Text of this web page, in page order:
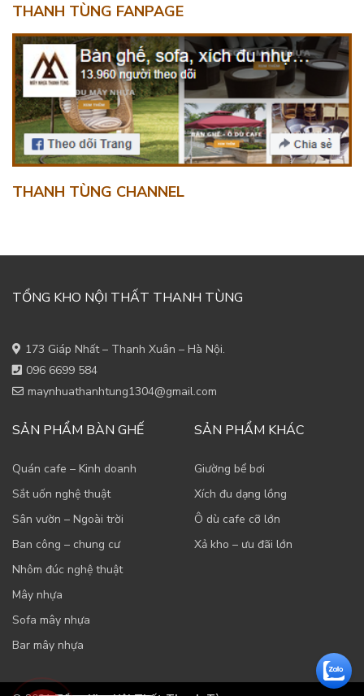
THANH TÙNG FANPAGE
THANH TÙNG CHANNEL
TỔNG KHO NỘI THẤT THANH TÙNG
173 Giáp Nhất – Thanh Xuân – Hà Nội.
096 6699 584
maynhuathanhtung1304@gmail.com
SẢN PHẨM BÀN GHẾ
Quán cafe – Kinh doanh
Sắt uốn nghệ thuật
Sân vườn – Ngoài trời
Ban công – chung cư
Nhôm đúc nghệ thuật
Mây nhựa
Sofa mây nhựa
Bar mây nhựa
SẢN PHẨM KHÁC
Giường bể bơi
Xích đu dạng lồng
Ô dù cafe cỡ lớn
Xả kho – ưu đãi lớn